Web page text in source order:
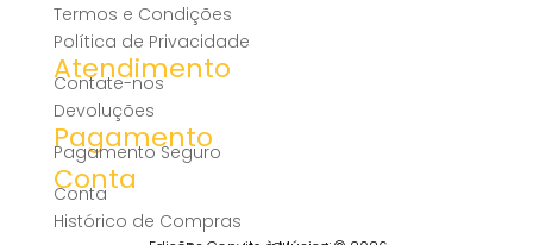
Termos e Condições
Política de Privacidade
Atendimento
Contate-nos
Devoluções
Pagamento
Pagamento Seguro
Conta
Conta
Histórico de Compras